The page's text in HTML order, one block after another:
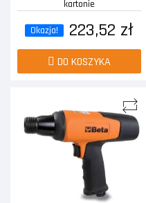
kartonie
Okazja! 223,52 zł
DO KOSZYKA